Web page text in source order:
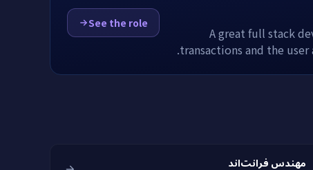
A great full stack
transactions and the
See the role
مهندس فرانت‌اند